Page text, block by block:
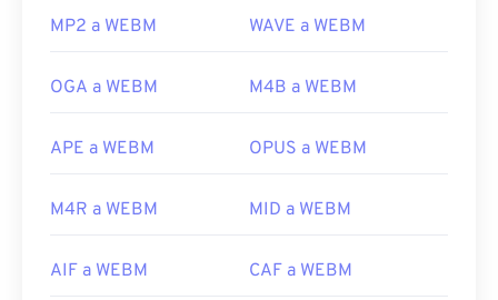
MP2 a WEBM WAVE a WEBM
OGA a WEBM M4B a WEBM
APE a WEBM OPUS a WEBM
M4R a WEBM MID a WEBM
AIF a WEBM CAF a WEBM